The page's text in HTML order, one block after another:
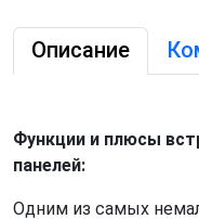
Описание
Функции и плюсы
панелей:
Одним из самых